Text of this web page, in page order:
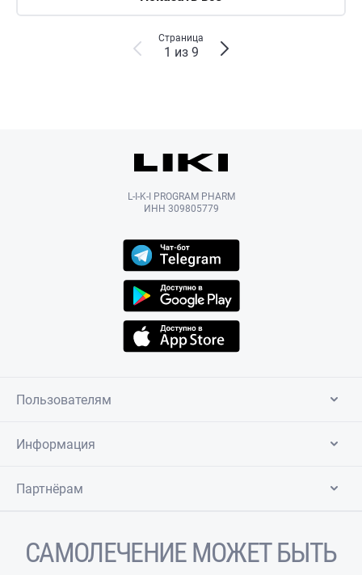
Страница
1 из 9
L-I-K-I PROGRAM PHARM
ИНН 309805779
Пользователям
Информация
Партнёрам
САМОЛЕЧЕНИЕ МОЖЕТ БЫТЬ